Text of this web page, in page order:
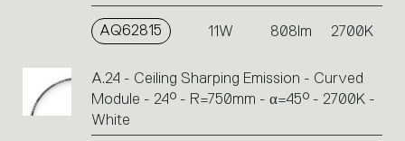
AQ62815 11W 808lm 2700K
A.24 - Ceiling Sharping Emission - Curved
Module - 24° - R=750mm - α=45° - 2700K -
White